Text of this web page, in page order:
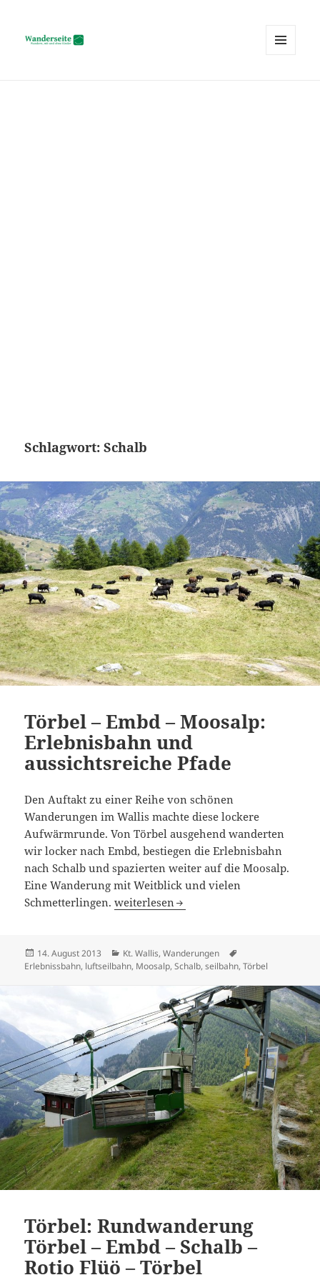
Schlagwort:Schalb
Törbel – Embd – Moosalp:
Erlebnisbahn und
aussichtsreiche Pfade
Den Auftakt zu einer Reihe von schönen
Wanderungen im Wallis machte diese lockere
Aufwärmrunde. Von Törbel ausgehend wanderten
wir locker nach Embd, bestiegen die Erlebnisbahn
nach Schalb und spazierten weiter auf die Moosalp.
Eine Wanderung mit Weitblick und vielen
Schmetterlingen.Törbel – Embd – Moosalp:
weiterlesen
Veröffentlicht
am
14. August 2013 Kategorien
Kt. Wallis,Wanderungen
Erlebnissbahn, luftseilbahn, Moosalp,Schalb,seilbahn,Törbel
Törbel: Rundwanderung
Törbel – Embd – Schalb –
Rotio Flüö – Törbel